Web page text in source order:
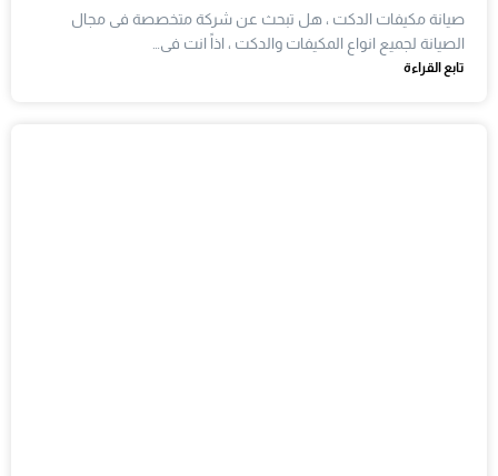
صيانة مكيفات الدكت ، هل تبحث عن شركة متخصصة فى مجال
الصيانة لجميع انواع المكيفات والدكت ، اذاً انت فى…
تابع القراءة